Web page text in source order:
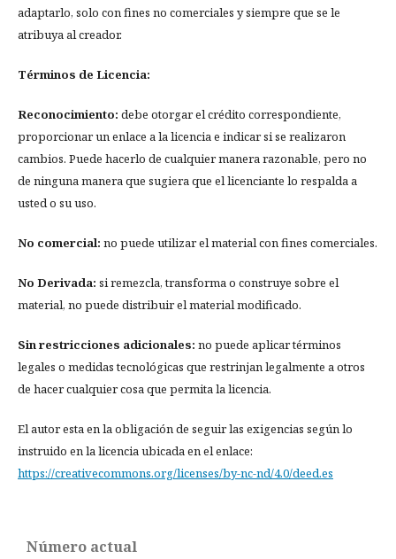
adaptarlo, solo con fines no comerciales y siempre que se le
atribuya al creador.
Términos de Licencia:
Reconocimiento: debe otorgar el crédito correspondiente,
proporcionar un enlace a la licencia e indicar si se realizaron
cambios. Puede hacerlo de cualquier manera razonable, pero no
de ninguna manera que sugiera que el licenciante lo respalda a
usted o su uso.
No comercial: no puede utilizar el material con fines comerciales.
No Derivada: si remezcla, transforma o construye sobre el
material, no puede distribuir el material modificado.
Sin restricciones adicionales: no puede aplicar términos
legales o medidas tecnológicas que restrinjan legalmente a otros
de hacer cualquier cosa que permita la licencia.
El autor esta en la obligación de seguir las exigencias según lo
instruido en la licencia ubicada en el enlace:
https://creativecommons.org/licenses/by-nc-nd/4.0/deed.es
Número actual